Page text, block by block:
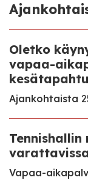
Oletko
vapaa-
Ajankohtaista
Vapaa-